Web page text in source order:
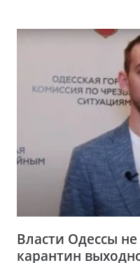
Власти Одессы
карантин